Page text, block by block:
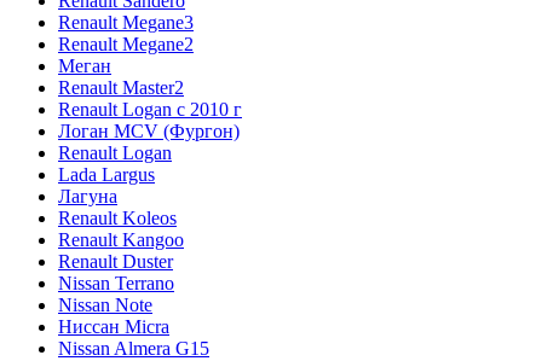
Renault Megane3
Renault Megane2
Меган
Renault Master2
Renault Logan c 2010 г
Логан МСV (Фургон)
Renault Logan
Lada Largus
Лагуна
Renault Koleos
Renault Kangoo
Renault Duster
Nissan Terrano
Nissan Note
Ниссан Micra
Nissan Almera G15